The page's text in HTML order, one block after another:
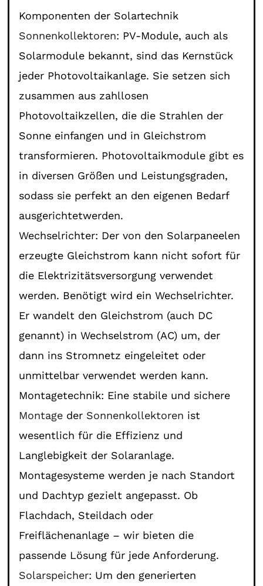
Komponenten der Solartechnik
Sonnenkollektoren: PV-Module, auch als
Solarmodule bekannt, sind das Kernstück
jeder Photovoltaikanlage. Sie setzen sich
zusammen aus zahllosen
Photovoltaikzellen, die die Strahlen der
Sonne einfangen und in Gleichstrom
transformieren. Photovoltaikmodule gibt es
in diversen Größen und Leistungsgraden,
sodass sie perfekt an den eigenen Bedarf
ausgerichtetwerden.
Wechselrichter: Der von den Solarpaneelen
erzeugte Gleichstrom kann nicht sofort für
die Elektrizitätsversorgung verwendet
werden. Benötigt wird ein Wechselrichter.
Er wandelt den Gleichstrom (auch DC
genannt) in Wechselstrom (AC) um, der
dann ins Stromnetz eingeleitet oder
unmittelbar verwendet werden kann.
Montagetechnik: Eine stabile und sichere
Montage der Sonnenkollektoren ist
wesentlich für die Effizienz und
Langlebigkeit der Solaranlage.
Montagesysteme werden je nach Standort
und Dachtyp gezielt angepasst. Ob
Flachdach, Steildach oder
Freiflächenanlage – wir bieten die
passende Lösung für jede Anforderung.
Solarspeicher: Um den generierten